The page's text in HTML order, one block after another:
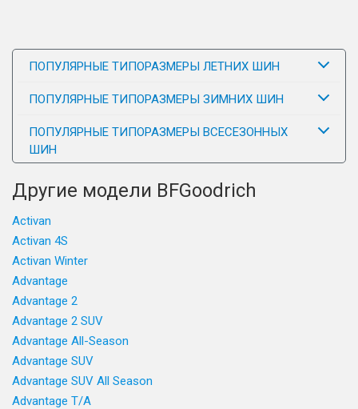
ПОПУЛЯРНЫЕ ТИПОРАЗМЕРЫ ЛЕТНИХ ШИН
ПОПУЛЯРНЫЕ ТИПОРАЗМЕРЫ ЗИМНИХ ШИН
ПОПУЛЯРНЫЕ ТИПОРАЗМЕРЫ ВСЕСЕЗОННЫХ
ШИН
Другие модели BFGoodrich
Activan
Activan 4S
Activan Winter
Advantage
Advantage 2
Advantage 2 SUV
Advantage All-Season
Advantage SUV
Advantage SUV All Season
Advantage T/A